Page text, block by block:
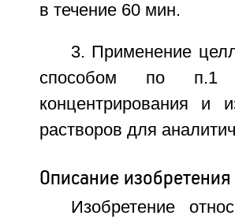
в течение 60 мин.
3. Применение
способом по п.1
концентрирования и
растворов для
Описание изобретения
Изобретение